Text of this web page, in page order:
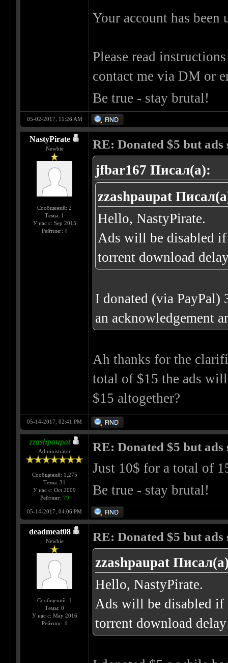
Your account has
Please read
contact me via DM or
Be true - stay brutal!
05-02-2017, 11:26 AM
NastyPirate
Newbie
Сообщений: 2
Темы: 1
У нас с: Sep 2015
Рейтинг: 0
RE: Donated $5 but
jfbar167 Писал(а):
zzashpaupat
Hello, NastyPirate.
Ads will be disabled
torrent download
I donated (via
an acknowledgement
Ah thanks for the
total of $15 the ads
$15 altogether?
05-14-2017, 02:41 PM
zzashpaupat
Administrator
Сообщений: 1,275
Темы: 31
У нас с: Oct 2009
Рейтинг: 79
RE: Donated $5 but
Just 10$ for a total of
Be true - stay brutal!
05-14-2017, 04:06 PM
deadmeat08
Newbie
Сообщений: 1
Темы: 0
У нас с: May 2016
Рейтинг: 0
RE: Donated $5 but
zzashpaupat
Hello, NastyPirate.
Ads will be disabled if
torrent download